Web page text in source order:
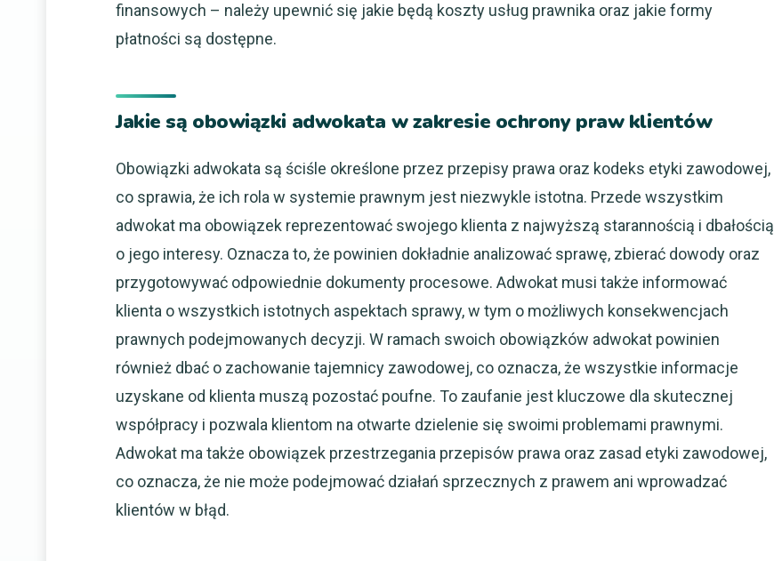
finansowych – należy upewnić się jakie będą koszty usług prawnika oraz jakie formy
płatności są dostępne.
Jakie są obowiązki adwokata w zakresie ochrony praw klientów
Obowiązki adwokata są ściśle określone przez przepisy prawa oraz kodeks etyki zawodowej,
co sprawia, że ich rola w systemie prawnym jest niezwykle istotna. Przede wszystkim
adwokat ma obowiązek reprezentować swojego klienta z najwyższą starannością i dbałością
o jego interesy. Oznacza to, że powinien dokładnie analizować sprawę, zbierać dowody oraz
przygotowywać odpowiednie dokumenty procesowe. Adwokat musi także informować
klienta o wszystkich istotnych aspektach sprawy, w tym o możliwych konsekwencjach
prawnych podejmowanych decyzji. W ramach swoich obowiązków adwokat powinien
również dbać o zachowanie tajemnicy zawodowej, co oznacza, że wszystkie informacje
uzyskane od klienta muszą pozostać poufne. To zaufanie jest kluczowe dla skutecznej
współpracy i pozwala klientom na otwarte dzielenie się swoimi problemami prawnymi.
Adwokat ma także obowiązek przestrzegania przepisów prawa oraz zasad etyki zawodowej,
co oznacza, że nie może podejmować działań sprzecznych z prawem ani wprowadzać
klientów w błąd.